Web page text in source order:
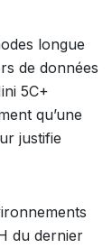
longue
de données
5C+
qu’une
justifie
du dernier